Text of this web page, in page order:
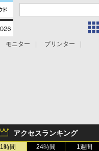
モニター
プリンター
アクセスランキング
1時間 24時間 1週間